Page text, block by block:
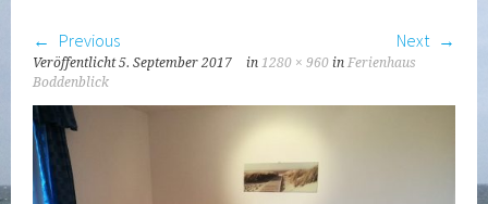
Previous Next
Veröffentlicht5. September 2017 in1280 × 960 inFerienhaus
Boddenblick